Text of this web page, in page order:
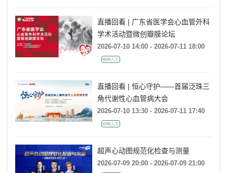
直播回看 | 广东省医学会心血管外科
学术活动暨微创瓣膜论坛
2026-07-10 14:00 - 2026-07-11 18:00
4535人次
直播回看 | 恒心守护——首届泛珠三
角代谢性心血管病大会
2026-07-10 13:30 - 2026-07-11 17:40
2296人次
超声心动图规范化检查与测量
2026-07-09 20:00 - 2026-07-09 21:00